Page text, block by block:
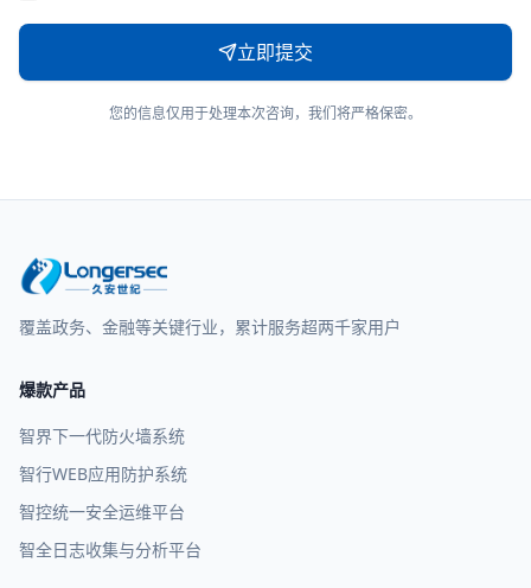
立即提交
您的信息仅用于处理本次咨询，我们将严格保密。
覆盖政务、金融等关键行业，累计服务超两千家用户
爆款产品
智界下一代防火墙系统
智行WEB应用防护系统
智控统一安全运维平台
智全日志收集与分析平台